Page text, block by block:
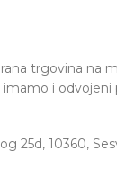
trgovina na
i odvojeni
25d, 10360,